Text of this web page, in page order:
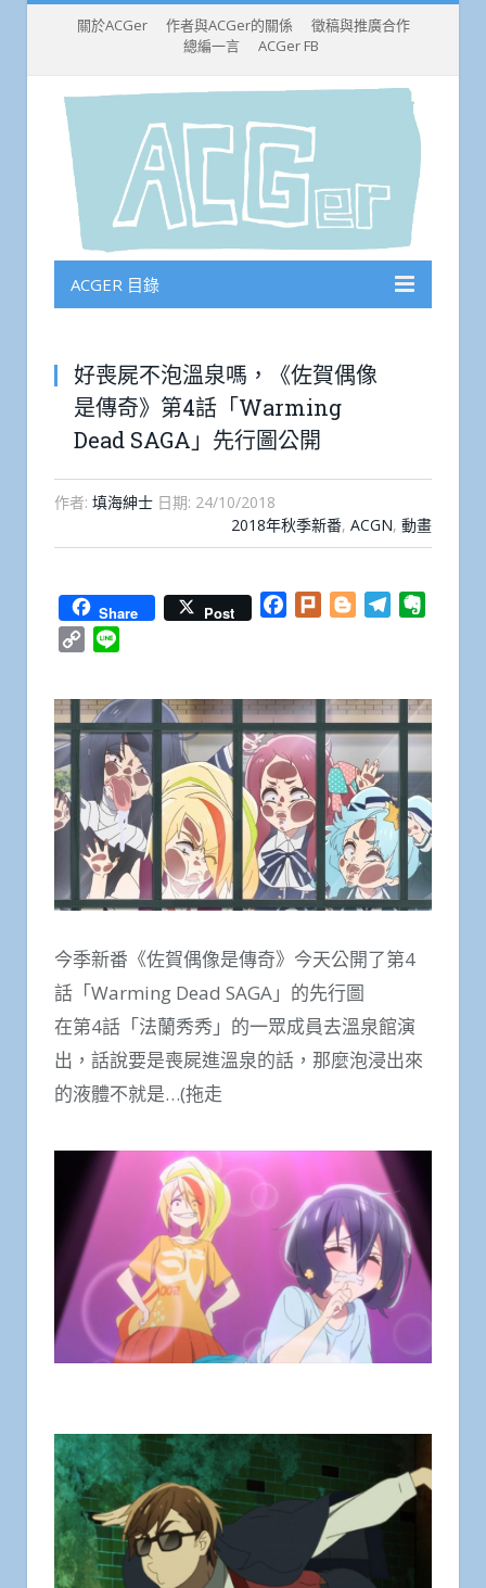
關於ACGer 作者與ACGer的關係
徵稿與推廣合作
總編一言
ACGer FB
ACGER 目錄
好喪屍不泡溫泉嗎，《佐賀偶像
是傳奇》第4話「Warming
Dead SAGA」先行圖公開
作者: 填海紳士 日期: 24/10/2018
2018年秋季新番, ACGN, 動畫
Share Post Facebook
Plurk BloggerTelegram
Copy
今季新番《佐賀偶像是傳奇》今天公開了第4
話「Warming Dead SAGA」的先行圖
在第4話「法蘭秀秀」的一眾成員去溫泉館演
出，話說要是喪屍進溫泉的話，那麼泡浸出來
的液體不就是…(拖走